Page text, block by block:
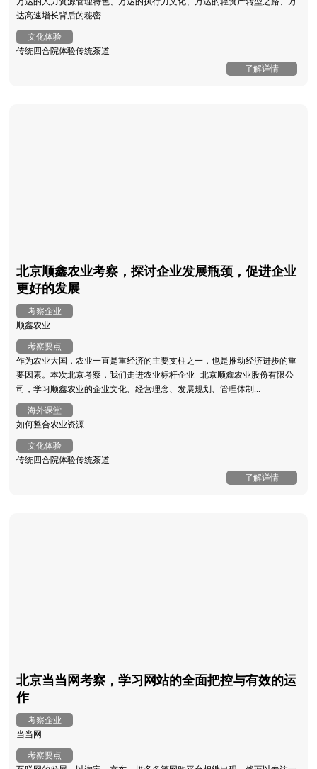
达高速增长背后的秘密
文化体验
传统四合院体验传统茶道
了解详情
北京顺鑫农业考察，探讨企业发展瓶颈，促进企业
更好的发展
考察企业
顺鑫农业
考察要点
作为农业大国，农业一直是重经济的主要支柱之一，也是推动经济进步的重
要因素。本次北京考察，我们走进农业标杆企业--北京顺鑫农业股份有限公
司，学习顺鑫农业的企业文化、经营理念、发展规划、管理体制...
海外课堂
如何整合农业资源
文化体验
传统四合院体验传统茶道
了解详情
北京当当网考察，学习网站的全面把控与有效的运
作
考察企业
当当网
考察要点